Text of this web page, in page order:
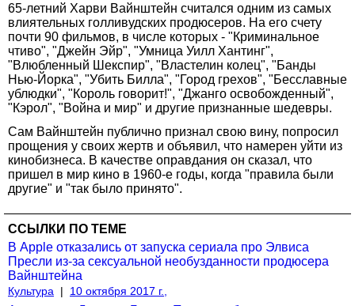
65-летний Харви Вайнштейн считался одним из самых
влиятельных голливудских продюсеров. На его счету
почти 90 фильмов, в числе которых - "Криминальное
чтиво", "Джейн Эйр", "Умница Уилл Хантинг",
"Влюбленный Шекспир", "Властелин колец", "Банды
Нью-Йорка", "Убить Билла", "Город грехов", "Бесславные
ублюдки", "Король говорит!", "Джанго освобожденный",
"Кэрол", "Война и мир" и другие признанные шедевры.
Сам Вайнштейн публично признал свою вину, попросил
прощения у своих жертв и объявил, что намерен уйти из
кинобизнеса. В качестве оправдания он сказал, что
пришел в мир кино в 1960-е годы, когда "правила были
другие" и "так было принято".
ССЫЛКИ ПО ТЕМЕ
В Apple отказались от запуска сериала про Элвиса
Пресли из-за сексуальной необузданности продюсера
Вайнштейна
Культура | 10 октября 2017 г.,